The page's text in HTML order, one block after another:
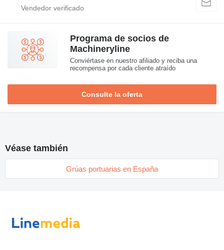
Programa de socios de
Machineryline
Conviértase en nuestro afiliado y reciba una
recompensa por cada cliente atraído
Consulte la oferta
Véase también
Grúas portuarias en España